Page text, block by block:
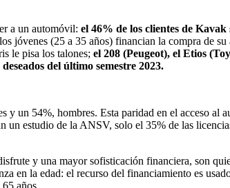
a un automóvil: el 46% de los clientes de
jóvenes (25 a 35 años) financian la compra de
le pisa los talones; el 208 (Peugeot), el Etios
del último semestre 2023.
un 54%, hombres. Esta paridad en el acceso al
estudio de la ANSV, solo el 35% de las
y una mayor sofisticación financiera, son
en la edad: el recurso del financiamiento es
años.